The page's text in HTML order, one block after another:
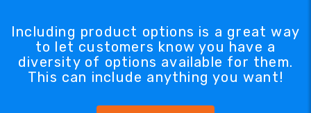
Including product options is a great way
to let customers know you have a
diversity of options available for them.
This can include anything you want!